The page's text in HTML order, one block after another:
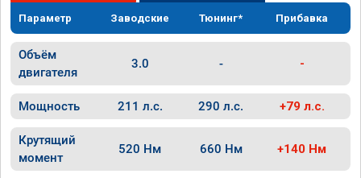
Параметр Заводские Тюнинг* Прибавка
Объём
двигателя
3.0 - -
Мощность 211 л.с. 290 л.с. +79 л.с.
Крутящий
момент
520 Нм 660 Нм +140 Нм